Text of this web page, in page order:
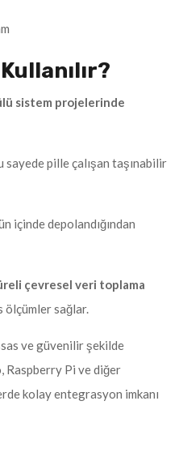
sistem projelerinde
sayede pille çalışan taşınabilir
içinde depolandığından
çevresel veri toplama
ölçümler sağlar.
ve güvenilir şekilde
Raspberry Pi ve diğer
kolay entegrasyon imkanı